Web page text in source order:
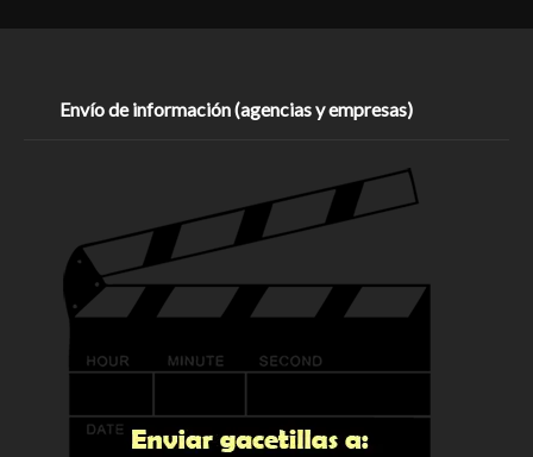
Envío de información (agencias y empresas)